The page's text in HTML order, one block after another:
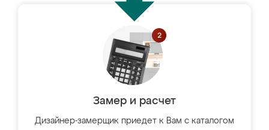
Замер и расчет
Дизайнер-замерщик приедет к Вам с каталогом